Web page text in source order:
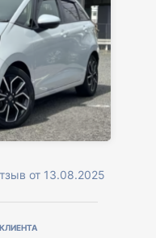
от 13.08.2025